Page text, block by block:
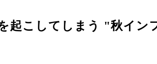
起こしてしまう "秋イン